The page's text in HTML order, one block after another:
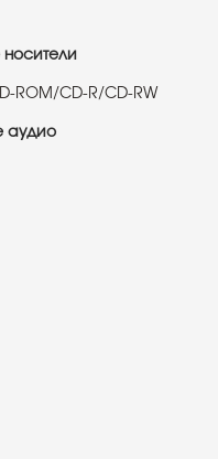
ROM/CD-R/CD-RW
аудио